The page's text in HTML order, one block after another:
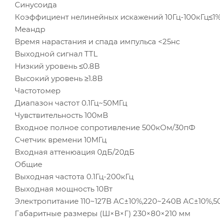
Синусоида
Коэффициент нелинейных искажений 10Гц-
Меандр
Время нарастания и спада импульса <25нс
Выходной сигнал TTL
Низкий уровень ≤0.8В
Высокий уровень ≥1.8В
Частотомер
Диапазон частот 0.1Гц~50МГц
Чувствительность 100мВ
Входное полное сопротивление 500кОм/30пФ
Счетчик времени 10МГц
Входная аттенюация 0дБ/20дБ
Общие
Выходная частота 0.1Гц-200кГц
Выходная мощность 10Вт
Электропитание 110~127В AC±10%,220~240В
Габаритные размеры (Ш×В×Г) 230×80×210 мм